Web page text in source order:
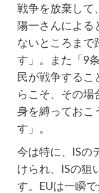
戦争を放棄して
陽一さんによる
ないところまで
す」。また「9
民が戦争するこ
らこそ、その場
身を縛っておこ
す」。
今は特に、ISの
けられ、ISの狙
す。EUは一瞬